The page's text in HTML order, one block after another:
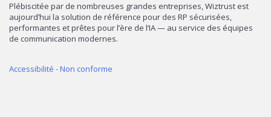
Plébiscitée par de nombreuses grandes entreprises, Wiztrust est
aujourd’hui la solution de référence pour des RP sécurisées,
performantes et prêtes pour l’ère de l’IA — au service des équipes
de communication modernes.
Accessibilité - Non conforme